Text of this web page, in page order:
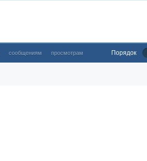
сообщениям просмотрам Порядок